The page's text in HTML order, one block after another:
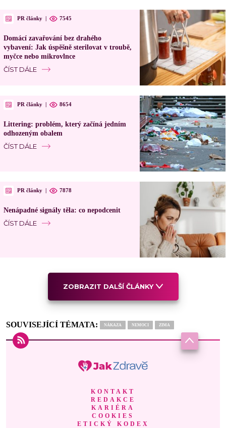
PR články | 7545
Domácí zavařování bez drahého
vybavení: Jak úspěšně sterilovat v troubě,
myčce nebo mikrovlnce
ČÍST DÁLE
PR články | 8654
Littering: problém, který začíná jedním
odhozeným obalem
ČÍST DÁLE
PR články | 7878
Nenápadné signály těla: co nepodcenit
ČÍST DÁLE
ZOBRAZIT DALŠÍ ČLÁNKY
SOUVISEJÍCÍ TÉMATA: NÁKAZA NEMOCI ZIMA
KONTAKT
REDAKCE
KARIÉRA
COOKIES
ETICKÝ KODEX